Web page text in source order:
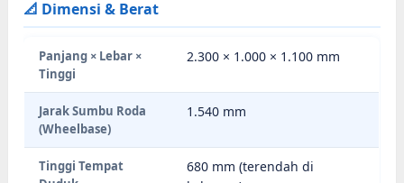
📐 Dimensi & Berat
Panjang × Lebar ×
Tinggi
2.300 × 1.000 × 1.100 mm
Jarak Sumbu Roda
(Wheelbase)
1.540 mm
Tinggi Tempat
680 mm (terendah di